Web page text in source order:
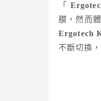
「
膜，然而
Ergotech
不斷切換